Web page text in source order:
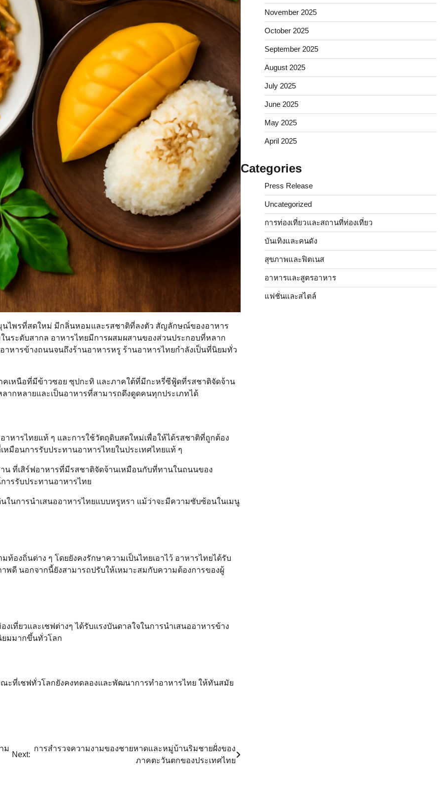
นไพรที่สดใหม่ มีกลิ่นหอมและรสชาติที่ลงตัว สัญลักษณ์ของอาหาร
นระดับสากล อาหารไทยมีการผสมผสานของส่วนประกอบที่หลาก
หารข้างถนนจนถึงร้านอาหารหรู ร้านอาหารไทยกำลังเป็นที่นิยมทั่ว
คเหนือที่มีข้าวซอย ซุปกะทิ และภาคใต้ที่มีกะหรี่ซีฟู้ดที่รสชาติจัดจ้าน
กหลายและเป็นอาหารที่สามารถดึงดูดคนทุกประเภทได้
าหารไทยแท้ ๆ และการใช้วัตถุดิบสดใหม่เพื่อให้ได้รสชาติที่ถูกต้อง
มือนการรับประทานอาหารไทยในประเทศไทยแท้ ๆ
น ที่เสิร์ฟอาหารที่มีรสชาติจัดจ้านเหมือนกับที่ทานในถนนของ
ารรับประทานอาหารไทย
ในการนำเสนออาหารไทยแบบหรูหรา แม้ว่าจะมีความซับซ้อนในเมนู
องถิ่นต่าง ๆ โดยยังคงรักษาความเป็นไทยเอาไว้ อาหารไทยได้รับ
ดี นอกจากนี้ยังสามารถปรับให้เหมาะสมกับความต้องการของผู้
ที่ยวและเชฟต่างๆ ได้รับแรงบันดาลใจในการนำเสนออาหารข้าง
ยมมากขึ้นทั่วโลก
ณะที่เชฟทั่วโลกยังคงทดลองและพัฒนาการทำอาหารไทย ให้ทันสมัย
ม
Next:
การสำรวจความงามของชายหาดและหมู่บ้านริมชายฝั่งของ
ภาคตะวันตกของประเทศไทย
November 2025
October 2025
September 2025
August 2025
July 2025
June 2025
May 2025
April 2025
Categories
Press Release
Uncategorized
การท่องเที่ยวและสถานที่ท่องเที่ยว
บันเทิงและคนดัง
สุขภาพและฟิตเนส
อาหารและสูตรอาหาร
แฟชั่นและสไตล์